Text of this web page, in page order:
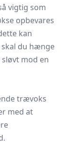
vigtig som
opbevares
kan
du hænge
mod en
trævoks
med at